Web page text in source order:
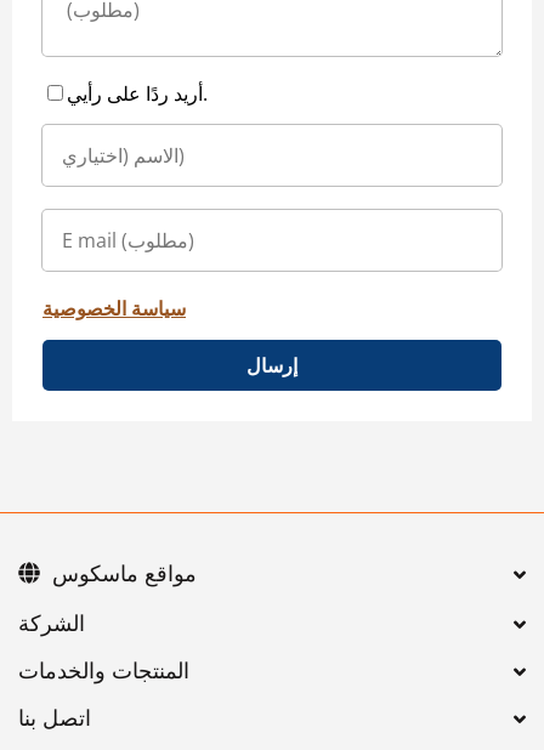
أريد ردًا على رأيي.
سياسة الخصوصية
إرسال
اتصل بنا
مواقع ماسكوس